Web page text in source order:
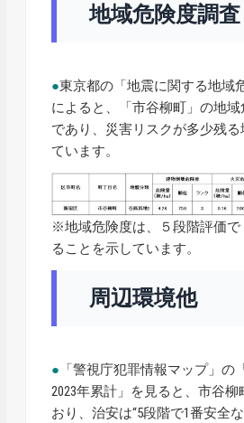
地域危険度調査
●東京都の「地震に関する地域
によると、「市谷柳町」の地
であり、災害リスクが多少残
ています。
※地域危険度は、５段階評価で
ることを示しています。
周辺環境他
● 「警視庁犯罪情報マップ」の
2023年累計」を見ると、市谷柳
おり、治安は“5段階で1番安全な